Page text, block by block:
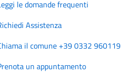
le domande frequenti
Assistenza
il comune +39 0332 960119
un appuntamento